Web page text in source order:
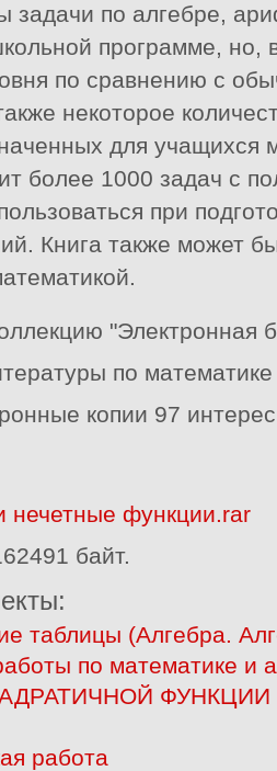
задачи по алгебре,
программе, но,
по сравнению с
некоторое
для учащихся
более 1000 задач с
при
Книга также может
"Электронная
по
копии 97
нечетные функции.rar
байт.
таблицы (Алгебра.
по математике и
работа